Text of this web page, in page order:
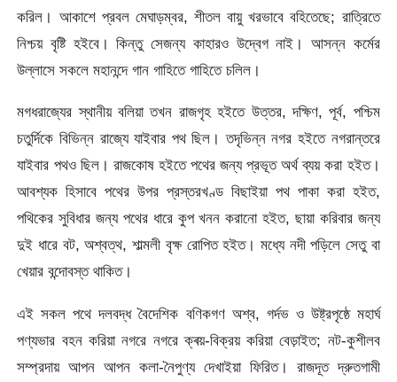
করিল। আকাশে প্রবল মেঘাড়ম্বর, শীতল বায়ু খরভাবে বহিতেছে; রাত্রিতে
নিশ্চয় বৃষ্টি হইবে। কিন্তু সেজন্য কাহারও উদ্বেগ নাই। আসন্ন কর্মের
উল্লাসে সকলে মহানন্দে গান গাহিতে গাহিতে চলিল।
মগধরাজ্যের স্থানীয় বলিয়া তখন রাজগৃহ হইতে উত্তর, দক্ষিণ, পূর্ব, পশ্চিম
চতুর্দিকে বিভিন্ন রাজ্যে যাইবার পথ ছিল। তদৃভিন্ন নগর হইতে নগরান্তরে
যাইবার পথও ছিল। রাজকোষ হইতে পথের জন্য প্রভূত অর্থ ব্যয় করা হইত।
আবশ্যক হিসাবে পথের উপর প্রস্তরখণ্ড বিছাইয়া পথ পাকা করা হইত,
পথিকের সুবিধার জন্য পথের ধারে কুপ খনন করানো হইত, ছায়া করিবার জন্য
দুই ধারে বট, অশ্বত্থ, শাল্মলী বৃক্ষ রোপিত হইত। মধ্যে নদী পড়িলে সেতু বা
খেয়ার বন্দোবস্ত থাকিত।
এই সকল পথে দলবদ্ধ বৈদেশিক বণিকগণ অশ্ব, গর্দভ ও উষ্ট্রপৃষ্ঠে মহার্ঘ
পণ্যভার বহন করিয়া নগরে নগরে ক্ৰয়-বিক্রয় করিয়া বেড়াইত; নট-কুশীলব
সম্প্রদায় আপন আপন কলা-নৈপুণ্য দেখাইয়া ফিরিত। রাজদূত দ্রুতগামী